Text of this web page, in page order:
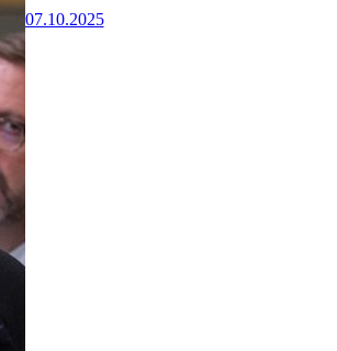
07.10.2025